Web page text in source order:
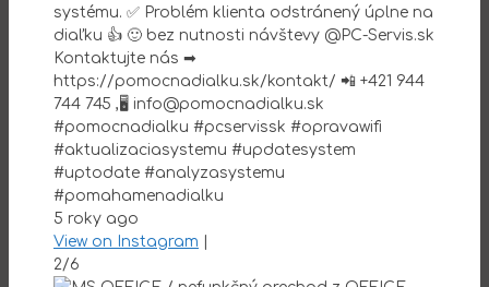
systému. ✅ Problém klienta odstránený úplne na
diaľku 👍 🙂 bez nutnosti návštevy @PC-Servis.sk
Kontaktujte nás ➡
https://pomocnadialku.sk/kontakt/ 📲 +421 944
744 745 ,🖥 info@pomocnadialku.sk
#pomocnadialku #pcservissk #opravawifi
#aktualizaciasystemu #updatesystem
#uptodate #analyzasystemu
#pomahamenadialku
5 roky ago
View on Instagram
2/6